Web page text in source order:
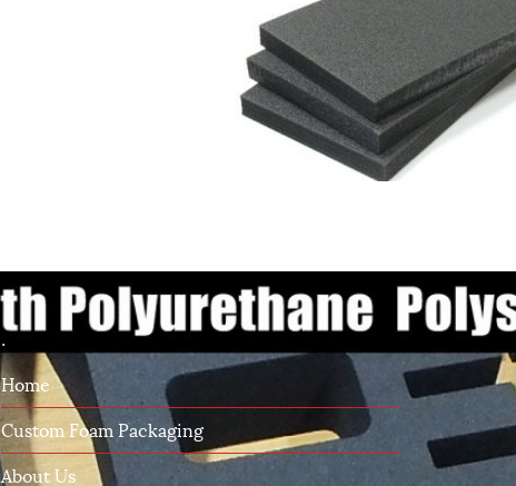
.
Home
Custom Foam Packaging
About Us